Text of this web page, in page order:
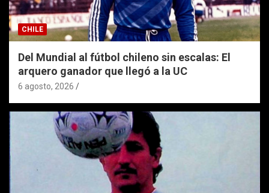
CHILE
Del Mundial al fútbol chileno sin escalas: El
arquero ganador que llegó a la UC
6 agosto, 2026